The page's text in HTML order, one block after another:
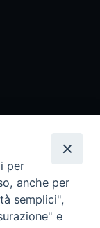
per
anche per
semplici",
e